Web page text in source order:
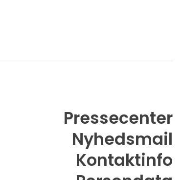
Pressecenter
Nyhedsmail
Kontaktinfo